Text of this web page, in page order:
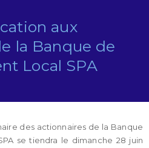
aux
la Banque de
Local SPA
des actionnaires de la Banque
se tiendra le dimanche 28 juin